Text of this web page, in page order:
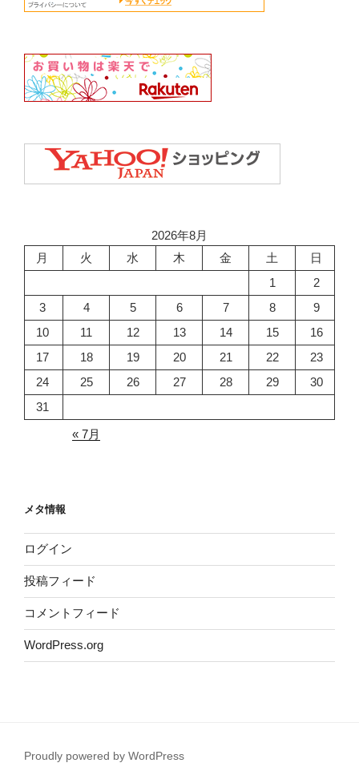
2026年8月
月
火 水 木 金 土
日
1
2
3
4 5 6 7 8
9
10
11 12 13 14 15
16
17
18 19 20 21 22
23
24
25 26 27 28 29
30
31
« 7月
メタ情報
ログイン
投稿フィード
コメントフィード
WordPress.org
Proudly powered by WordPress